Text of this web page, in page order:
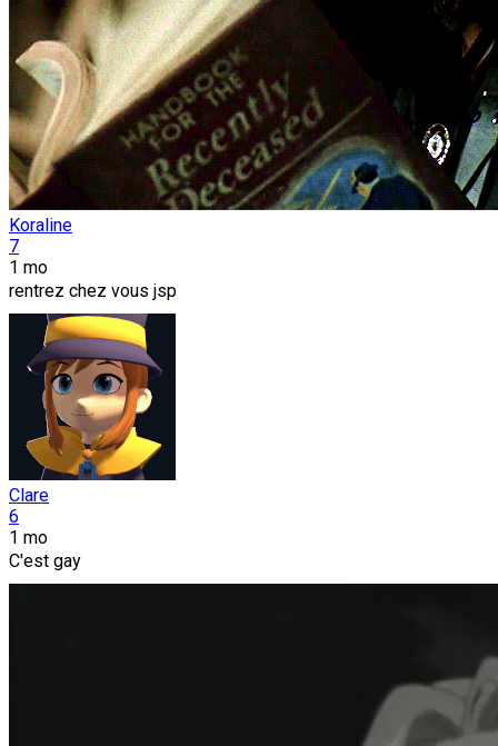
Koraline
7
1 mo
rentrez chez vous jsp
Clare
6
1 mo
C'est gay